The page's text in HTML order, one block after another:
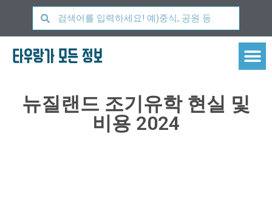
타우랑가 모든 정보
뉴질랜드 조기유학 현실 및
비용 2024